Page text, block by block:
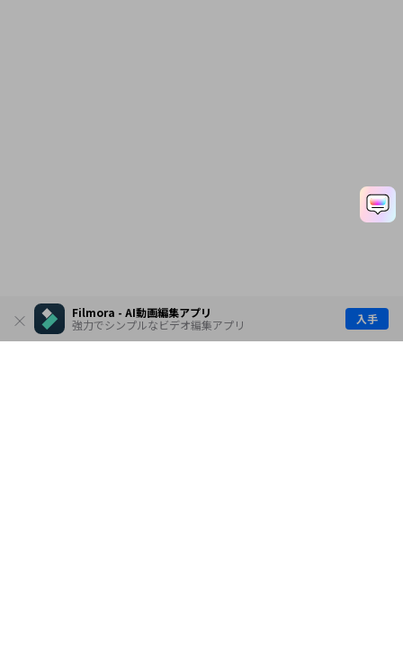
Filmora - AI動画編集アプリ
強力でシンプルなビデオ編集アプリ
入手